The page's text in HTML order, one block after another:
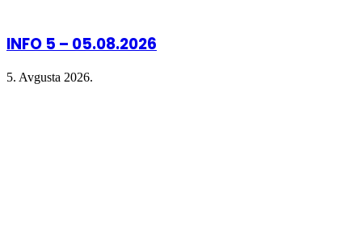
INFO 5 – 05.08.2026
5. Avgusta 2026.